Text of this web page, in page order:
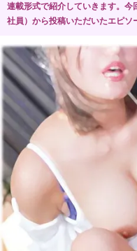
連載形式で紹介していきます。
社員）から投稿いただいたエピソ